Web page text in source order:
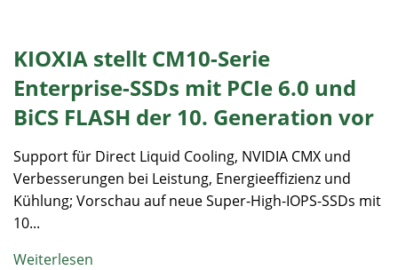
KIOXIA stellt CM10-Serie
Enterprise-SSDs mit PCIe 6.0 und
BiCS FLASH der 10. Generation vor
Support für Direct Liquid Cooling, NVIDIA CMX und
Verbesserungen bei Leistung, Energieeffizienz und
Kühlung; Vorschau auf neue Super-High-IOPS-SSDs mit
10...
Weiterlesen